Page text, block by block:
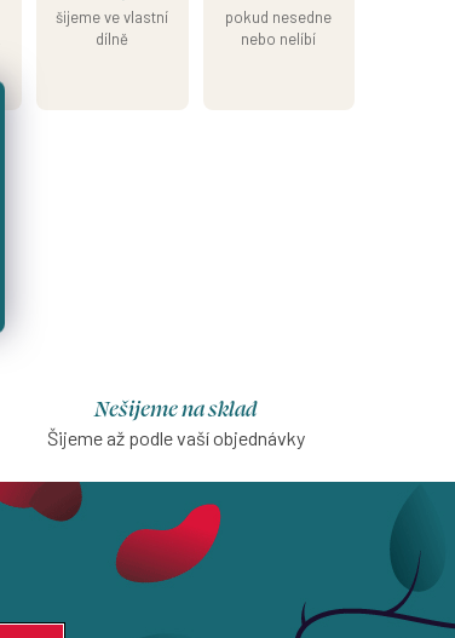
šijeme ve vlastní
dílně
pokud nesedne
nebo nelíbí
Nešijeme na sklad
Šijeme až podle vaší objednávky